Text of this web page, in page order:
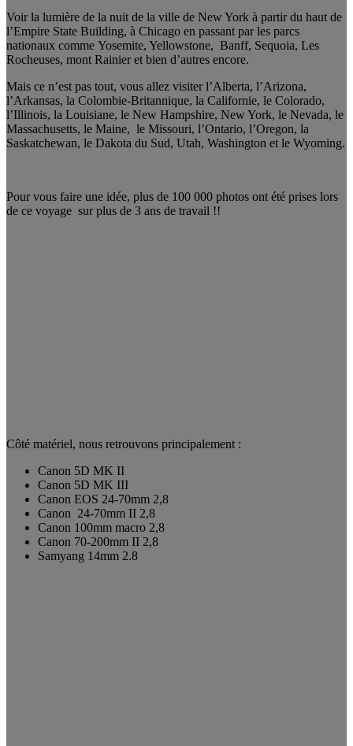
Voir la lumière de la nuit de la ville de New York à partir du haut de
l’Empire State Building, à Chicago en passant par les parcs
nationaux comme Yosemite, Yellowstone, Banff, Sequoia, Les
Rocheuses, mont Rainier et bien d’autres encore.
Mais ce n’est pas tout, vous allez visiter l’Alberta, l’Arizona,
l’Arkansas, la Colombie-Britannique, la Californie, le Colorado,
l’Illinois, la Louisiane, le New Hampshire, New York, le Nevada, le
Massachusetts, le Maine, le Missouri, l’Ontario, l’Oregon, la
Saskatchewan, le Dakota du Sud, Utah, Washington et le Wyoming.
Pour vous faire une idée, plus de 100 000 photos ont été prises lors
de ce voyage sur plus de 3 ans de travail !!
Côté matériel, nous retrouvons principalement :
Canon 5D MK II
Canon 5D MK III
Canon EOS 24-70mm 2,8
Canon 24-70mm II 2,8
Canon 100mm macro 2,8
Canon 70-200mm II 2,8
Samyang 14mm 2.8